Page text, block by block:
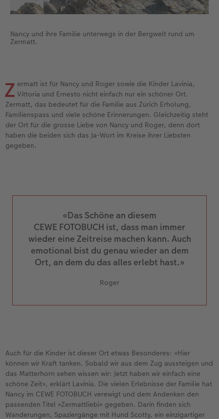
Nancy und ihre Familie unterwegs in der Bergwelt rund um
Zermatt.
Z ermatt ist für Nancy und Roger sowie die Kinder Lavinia,
Vittoria und Ernesto nicht einfach nur ein schöner Ort.
Zermatt, das bedeutet für die Familie aus Zürich Erholung,
Familienspass und viele schöne Erinnerungen. Gleichzeitig steht
der Ort für die grosse Liebe von Nancy und Roger, denn dort
haben die beiden sich das Ja-Wort im Kreise ihrer Liebsten
gegeben.
«Das Schöne an diesem
CEWE FOTOBUCH ist, dass man immer
wieder eine Zeitreise machen kann. Auch
emotional bist du genau wieder an dem
Ort, an dem du das alles erlebt hast.»
Roger
Auch für die Kinder ist dieser Ort etwas Besonderes: «Hier
können wir Kraft tanken. Sobald wir aus dem Zug aussteigen und
das Matterhorn sehen wissen wir: Jetzt haben wir einfach eine
schöne Zeit», erklärt Lavinia. Die vielen Erlebnisse der Familie hat
Nancy im CEWE FOTOBUCH verewigt und dem Andenken den
passenden Titel «Zermattliebi» gegeben. Darin finden sich
Wanderungen, Spaziergänge mit Hund Scotty, ein einzigartiger